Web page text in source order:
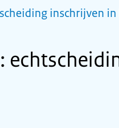
inschrijven